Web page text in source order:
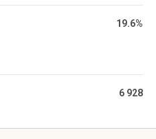
19.6%
6 928